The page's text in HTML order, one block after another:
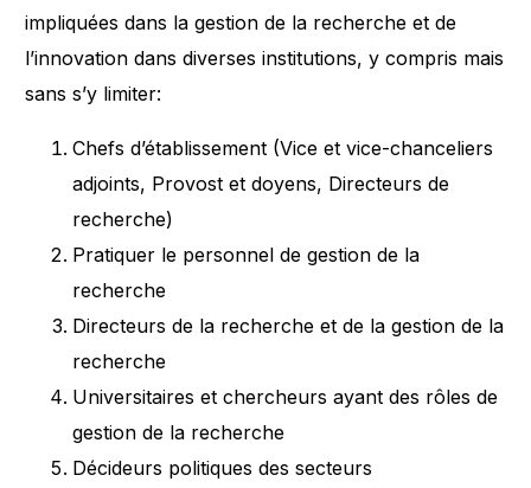
impliquées dans la gestion de la recherche et de
l’innovation dans diverses institutions, y compris mais
sans s’y limiter:
Chefs d’établissement (Vice et vice-chanceliers
adjoints, Provost et doyens, Directeurs de
recherche)
Pratiquer le personnel de gestion de la
recherche
Directeurs de la recherche et de la gestion de la
recherche
Universitaires et chercheurs ayant des rôles de
gestion de la recherche
Décideurs politiques des secteurs